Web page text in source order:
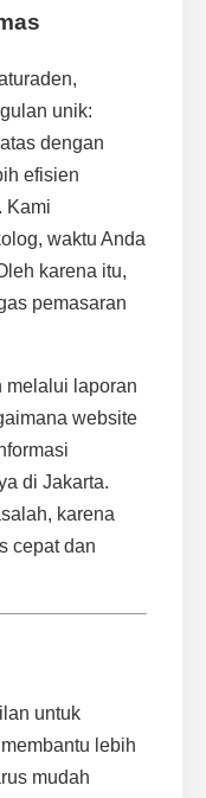
unik:
dengan
efisien
Kami
waktu Anda
karena itu,
pemasaran
melalui laporan
website
di Jakarta.
karena
cepat dan
untuk
lebih
mudah